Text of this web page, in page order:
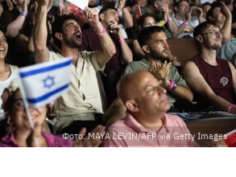
Фото: MAYA LEVIN/AFP via Getty Images